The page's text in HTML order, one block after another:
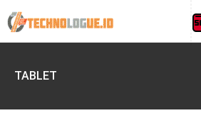
TABLET